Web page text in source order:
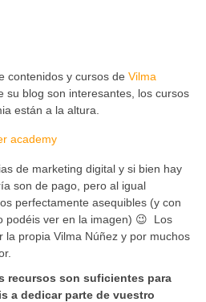
contenidos y cursos de Vilma
su blog son interesantes, los cursos
están a la altura.
de marketing digital y si bien hay
son de pago, pero al igual
perfectamente asequibles (y con
podéis ver en la imagen) 😉 Los
la propia Vilma Núñez y por muchos
recursos son suficientes para
a dedicar parte de vuestro